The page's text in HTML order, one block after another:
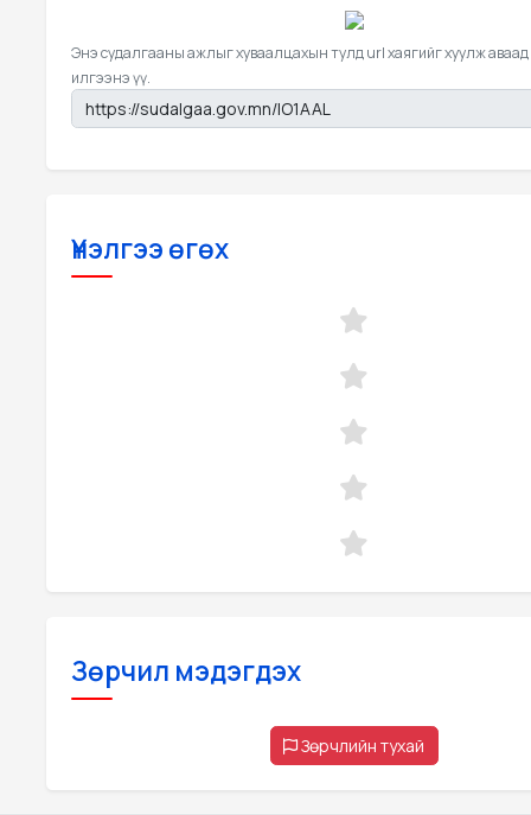
Энэ судалгааны ажлыг хуваалцахын тулд url хаягийг хуулж аваад
илгээнэ үү.
Үнэлгээ өгөх
Зөрчил мэдэгдэх
Зөрчлийн тухай